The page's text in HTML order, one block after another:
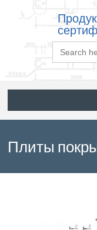
Search
for:
Плиты